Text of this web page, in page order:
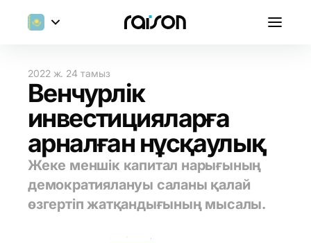
2022 ж. 24 тамыз
Венчурлік
инвестицияларға
арналған нұсқаулық
Жеке меншік капитал нарығының
демократиялануы саланы қалай
өзгертіп жатқандығының мысалы.